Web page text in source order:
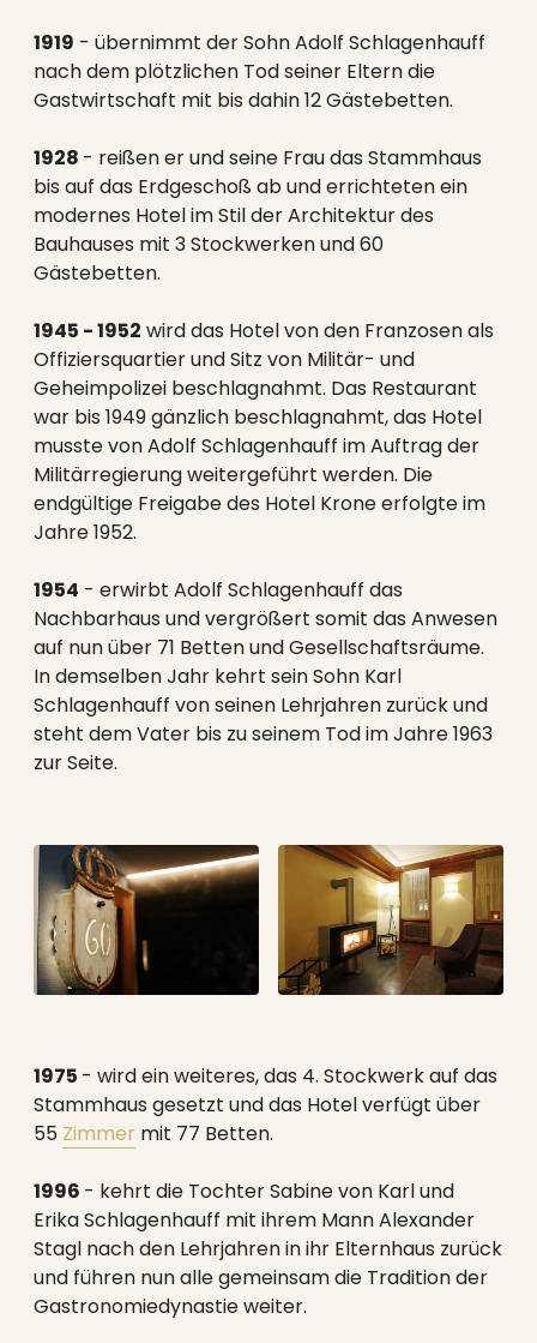
1919 - übernimmt der Sohn Adolf Schlagenhauff
nach dem plötzlichen Tod seiner Eltern die
Gastwirtschaft mit bis dahin 12 Gästebetten.
1928 - reißen er und seine Frau das Stammhaus
bis auf das Erdgeschoß ab und errichteten ein
modernes Hotel im Stil der Architektur des
Bauhauses mit 3 Stockwerken und 60
Gästebetten.
1945 - 1952 wird das Hotel von den Franzosen als
Offiziersquartier und Sitz von Militär- und
Geheimpolizei beschlagnahmt. Das Restaurant
war bis 1949 gänzlich beschlagnahmt, das Hotel
musste von Adolf Schlagenhauff im Auftrag der
Militärregierung weitergeführt werden. Die
endgültige Freigabe des Hotel Krone erfolgte im
Jahre 1952.
1954 - erwirbt Adolf Schlagenhauff das
Nachbarhaus und vergrößert somit das Anwesen
auf nun über 71 Betten und Gesellschaftsräume.
In demselben Jahr kehrt sein Sohn Karl
Schlagenhauff von seinen Lehrjahren zurück und
steht dem Vater bis zu seinem Tod im Jahre 1963
zur Seite.
1975 - wird ein weiteres, das 4. Stockwerk auf das
Stammhaus gesetzt und das Hotel verfügt über
55 Zimmer mit 77 Betten.
1996 - kehrt die Tochter Sabine von Karl und
Erika Schlagenhauff mit ihrem Mann Alexander
Stagl nach den Lehrjahren in ihr Elternhaus zurück
und führen nun alle gemeinsam die Tradition der
Gastronomiedynastie weiter.